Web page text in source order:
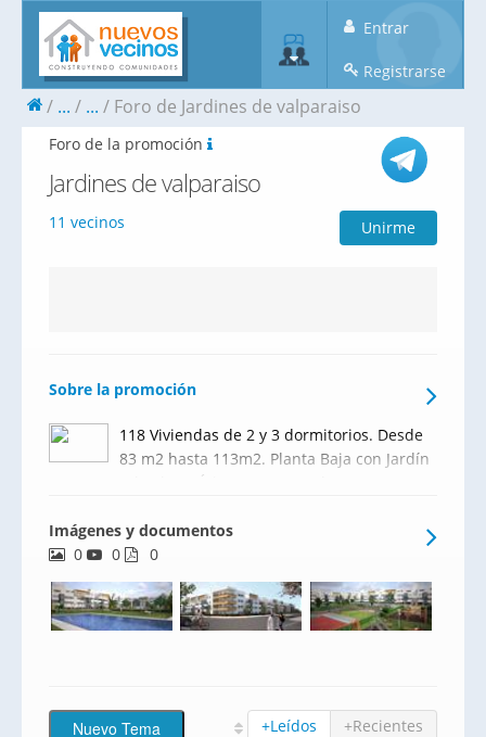
Entrar
Registrarse
... ... Foro de Jardines de valparaiso
Foro de la promoción
Jardines de valparaiso
11 vecinos Unirme
Sobre la promoción
118 Viviendas de 2 y 3 dormitorios. Desde
83 m2 hasta 113m2. Planta Baja con Jardín
Privativo y Áticos. 5600 m2 de zonas
pádel, pista polideportiva
Imágenes y documentos
0
0 0
+Leídos +Recientes